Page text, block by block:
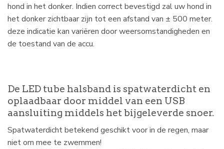
hond in het donker. Indien correct bevestigd zal uw hond in
het donker zichtbaar zijn tot een afstand van ± 500 meter.
deze indicatie kan variëren door weersomstandigheden en
de toestand van de accu.
De LED tube halsband is spatwaterdicht en
oplaadbaar door middel van een USB
aansluiting middels het bijgeleverde snoer.
Spatwaterdicht betekend geschikt voor in de regen, maar
niet om mee te zwemmen!